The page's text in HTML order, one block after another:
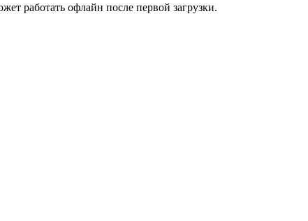
работать офлайн после первой загрузки.